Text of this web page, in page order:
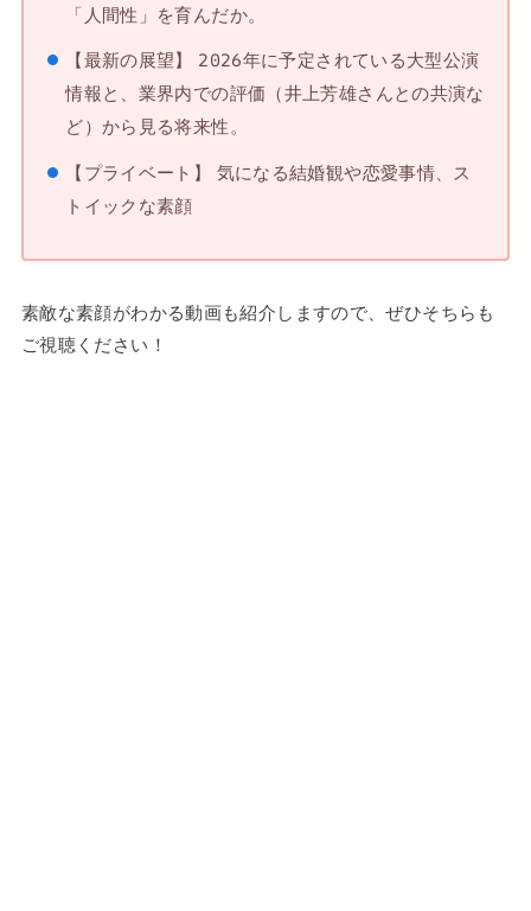
「人間性」を育んだか。
【最新の展望】 2026年に予定されている大型公演
情報と、業界内での評価（井上芳雄さんとの共演な
ど）から見る将来性。
【プライベート】 気になる結婚観や恋愛事情、ス
トイックな素顔
素敵な素顔がわかる動画も紹介しますので、ぜひそちらも
ご視聴ください！